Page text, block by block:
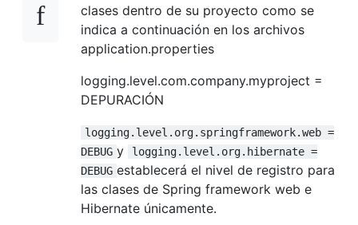
clases dentro de su proyecto como se
indica a continuación en los archivos
application.properties
logging.level.com.company.myproject =
DEPURACIÓN
logging.level.org.springframework.web =
DEBUG y
logging.level.org.hibernate =
DEBUG establecerá el nivel de registro para
las clases de Spring framework web e
Hibernate únicamente.